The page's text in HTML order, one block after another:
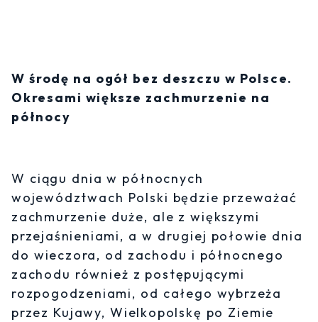
W środę na ogół bez deszczu w Polsce.
Okresami większe zachmurzenie na
północy
W ciągu dnia w północnych
województwach Polski będzie przeważać
zachmurzenie duże, ale z większymi
przejaśnieniami, a w drugiej połowie dnia
do wieczora, od zachodu i północnego
zachodu również z postępującymi
rozpogodzeniami, od całego wybrzeża
przez Kujawy, Wielkopolskę po Ziemie